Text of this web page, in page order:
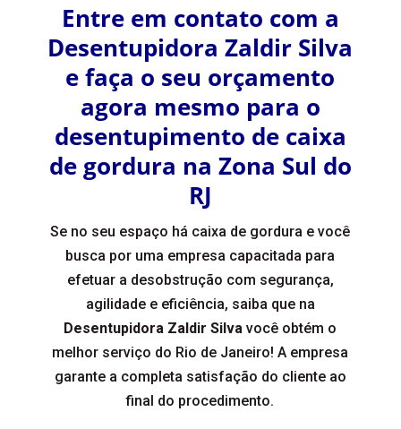
Entre em contato com a
Desentupidora Zaldir Silva
e faça o seu orçamento
agora mesmo para o
desentupimento de caixa
de gordura na Zona Sul do
RJ
Se no seu espaço há caixa de gordura e você
busca por uma empresa capacitada para
efetuar a desobstrução com segurança,
agilidade e eficiência, saiba que na
Desentupidora Zaldir Silva você obtém o
melhor serviço do Rio de Janeiro! A empresa
garante a completa satisfação do cliente ao
final do procedimento.